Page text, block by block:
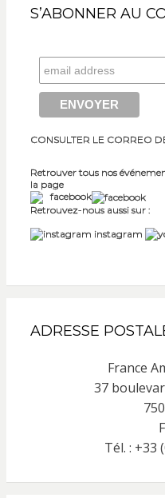
S’ABONNER AU
CONSULTER LE CORREO
Retrouver tous nos
la page
facebook
Retrouvez-nous aussi sur :
instagram
ADRESSE
France
37
Tél. : +33